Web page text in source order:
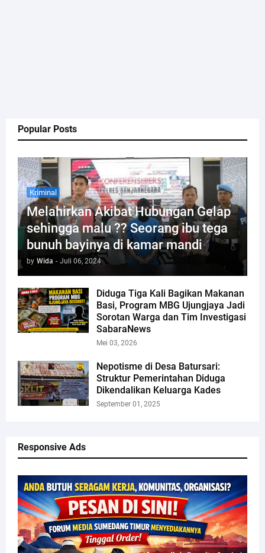
Popular Posts
Kriminal
Melahirkan Akibat Hubungan Gelap
sehingga malu ?? Seorang ibu tega
bunuh bayinya di kamar mandi
by Wida - Juli 06, 2024
Diduga Tiga Kali Bagikan Makanan
Basi, Program MBG Ujungjaya Jadi
Sorotan Warga dan Tim Investigasi
SabaraNews
Mei 03, 2026
Nepotisme di Desa Batursari:
Struktur Pemerintahan Diduga
Dikendalikan Keluarga Kades
September 01, 2025
Responsive Ads